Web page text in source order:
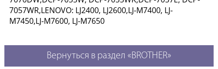
7057WR,LENOVO: LJ2400, LJ2600,LJ-M7400, LJ-
M7450,LJ-M7600, LJ-M7650
Вернуться в раздел «BROTHER»